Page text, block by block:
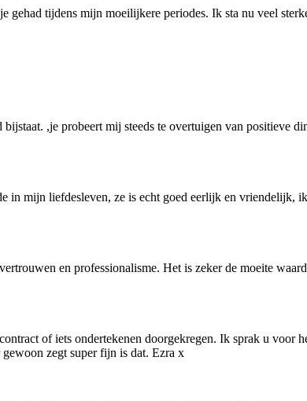
gehad tijdens mijn moeilijkere periodes. Ik sta nu veel
,je probeert mij steeds te overtuigen van positieve
in mijn liefdesleven, ze is echt goed eerlijk en vriendelijk,
en professionalisme. Het is zeker de moeite
of iets ondertekenen doorgekregen. Ik sprak u voor
zegt super fijn is dat. Ezra x